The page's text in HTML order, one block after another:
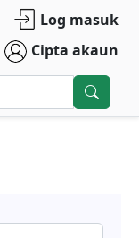
Log masuk
Cipta akaun